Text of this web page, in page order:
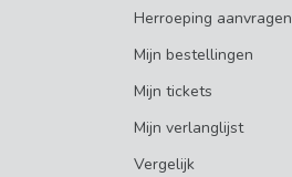
Herroeping aanvragen
Mijn bestellingen
Mijn tickets
Mijn verlanglijst
Vergelijk